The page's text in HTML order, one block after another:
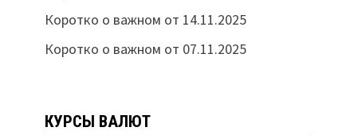
Коротко о важном от 14.11.2025
Коротко о важном от 07.11.2025
КУРСЫ ВАЛЮТ